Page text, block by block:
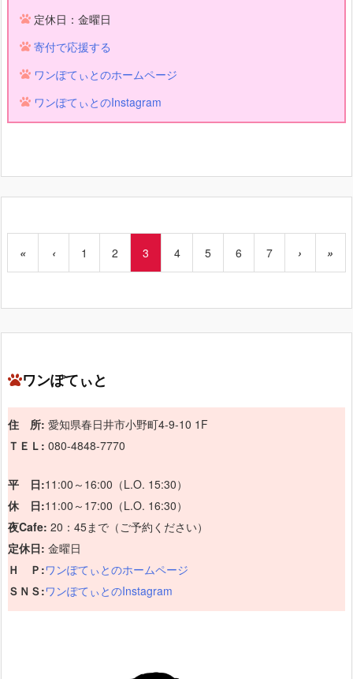
定休日：金曜日
寄付で応援する
ワンぽてぃとのホームページ
ワンぽてぃとのInstagram
« ‹ 1 2 3 4 5 6 7 › »
ワンぽてぃと
住 所: 愛知県春日井市小野町4-9-10 1F
ＴＥＬ: 080-4848-7770
平 日:11:00～16:00（L.O. 15:30）
休 日:11:00～17:00（L.O. 16:30）
夜Cafe: 20：45まで（ご予約ください）
定休日: 金曜日
Ｈ Ｐ:ワンぽてぃとのホームページ
ＳＮＳ:ワンぽてぃとのInstagram